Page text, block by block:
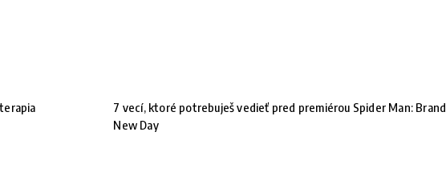
7 vecí, ktoré potrebuješ vedieť pred premiérou Spider Man: Brand
New Day